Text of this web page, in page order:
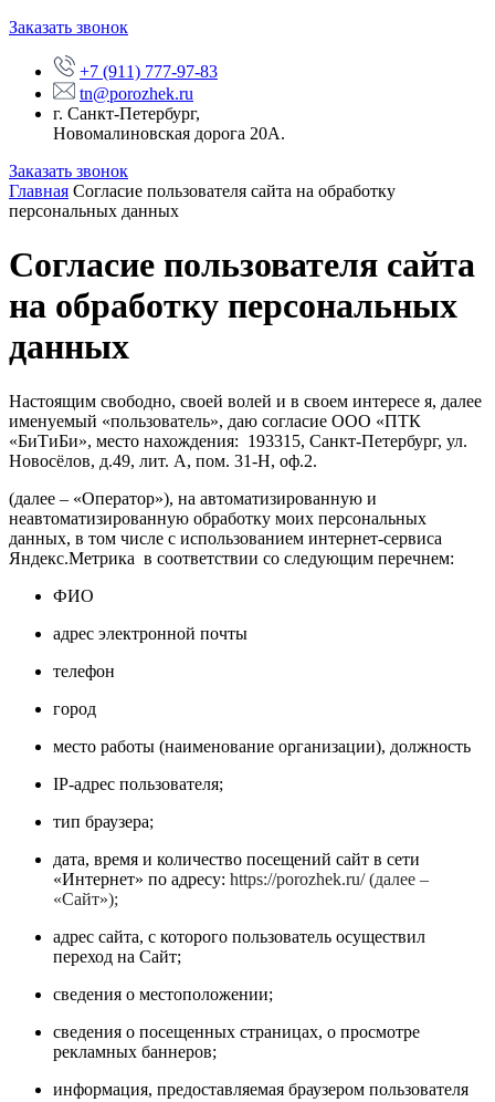
Заказать звонок
+7 (911) 777-97-83
tn@porozhek.ru
г. Санкт-Петербург,
Новомалиновская дорога 20А.
Заказать звонок
Главная Согласие пользователя сайта на обработку
персональных данных
Согласие пользователя сайта
на обработку персональных
данных
Настоящим свободно, своей волей и в своем интересе я, далее
именуемый «пользователь», даю согласие ООО «ПТК
«БиТиБи», место нахождения: 193315, Санкт-Петербург, ул.
Новосёлов, д.49, лит. А, пом. 31-Н, оф.2.
(далее – «Оператор»), на автоматизированную и
неавтоматизированную обработку моих персональных
данных, в том числе с использованием интернет-сервиса
Яндекс.Метрика в соответствии со следующим перечнем:
ФИО
адрес электронной почты
телефон
город
место работы (наименование организации), должность
IP-адрес пользователя;
тип браузера;
дата, время и количество посещений сайт в сети
«Интернет» по адресу: https://porozhek.ru/ (далее –
«Сайт»);
адрес сайта, с которого пользователь осуществил
переход на Сайт;
сведения о местоположении;
сведения о посещенных страницах, о просмотре
рекламных баннеров;
информация, предоставляемая браузером пользователя